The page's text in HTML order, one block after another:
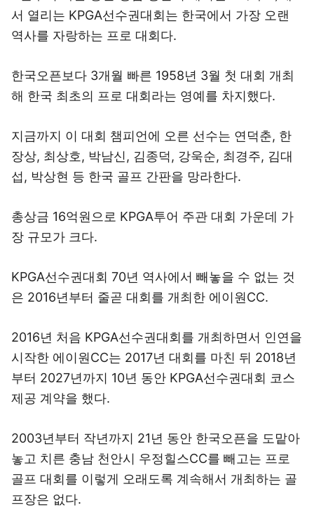
서 열리는 KPGA선수권대회는 한국에서 가장 오랜
역사를 자랑하는 프로 대회다.
한국오픈보다 3개월 빠른 1958년 3월 첫 대회 개최
해 한국 최초의 프로 대회라는 영예를 차지했다.
지금까지 이 대회 챔피언에 오른 선수는 연덕춘, 한
장상, 최상호, 박남신, 김종덕, 강욱순, 최경주, 김대
섭, 박상현 등 한국 골프 간판을 망라한다.
총상금 16억원으로 KPGA투어 주관 대회 가운데 가
장 규모가 크다.
KPGA선수권대회 70년 역사에서 빼놓을 수 없는 것
은 2016년부터 줄곧 대회를 개최한 에이원CC.
2016년 처음 KPGA선수권대회를 개최하면서 인연을
시작한 에이원CC는 2017년 대회를 마친 뒤 2018년
부터 2027년까지 10년 동안 KPGA선수권대회 코스
제공 계약을 했다.
2003년부터 작년까지 21년 동안 한국오픈을 도맡아
놓고 치른 충남 천안시 우정힐스CC를 빼고는 프로
골프 대회를 이렇게 오래도록 계속해서 개최하는 골
프장은 없다.